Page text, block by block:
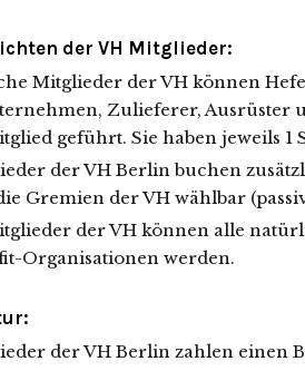
der VH Mitglieder:
Mitglieder der VH können
Zulieferer, Ausrüster
geführt. Sie haben jeweils 1
der VH Berlin buchen
Gremien der VH wählbar
der VH können alle
Organisationen werden.
der VH Berlin zahlen einen